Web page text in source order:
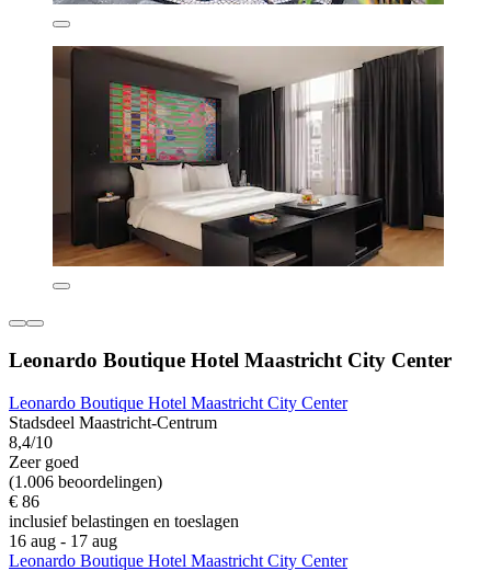
Leonardo Boutique Hotel Maastricht City Center
Leonardo Boutique Hotel Maastricht City Center
Stadsdeel Maastricht-Centrum
8,4/10
Zeer goed
(1.006 beoordelingen)
€ 86
inclusief belastingen en toeslagen
16 aug - 17 aug
Leonardo Boutique Hotel Maastricht City Center